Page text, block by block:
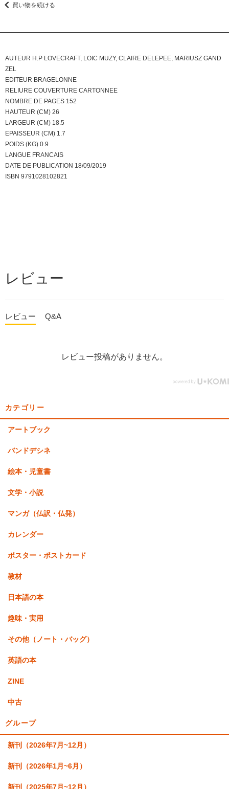
買い物を続ける
AUTEUR H.P LOVECRAFT, LOIC MUZY, CLAIRE DELEPEE, MARIUSZ GAND
ZEL
EDITEUR BRAGELONNE
RELIURE COUVERTURE CARTONNEE
NOMBRE DE PAGES 152
HAUTEUR (CM) 26
LARGEUR (CM) 18.5
EPAISSEUR (CM) 1.7
POIDS (KG) 0.9
LANGUE FRANCAIS
DATE DE PUBLICATION 18/09/2019
ISBN 9791028102821
レビュー
レビュー Q&A
レビュー投稿がありません。
カテゴリー
アートブック
バンドデシネ
絵本・児童書
文学・小説
マンガ（仏訳・仏発）
カレンダー
ポスター・ポストカード
教材
日本語の本
趣味・実用
その他（ノート・バッグ）
英語の本
ZINE
中古
グループ
新刊（2026年7月~12月）
新刊（2026年1月~6月）
新刊（2025年7月~12月）